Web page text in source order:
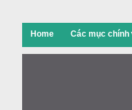
Home Các mục